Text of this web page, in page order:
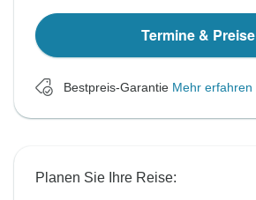
Termine & Preise
Bestpreis-Garantie Mehr erfahren
Planen Sie Ihre Reise: